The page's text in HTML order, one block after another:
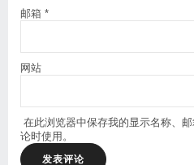
邮箱 *
网站
在此浏览器中保存我的显示名称、
论时使用。